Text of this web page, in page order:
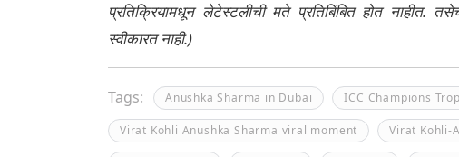
प्रतिक्रियामधून लेटेस्टलीची मते प्रतिबिंबित होत नाहीत.
स्वीकारत नाही.)
Tags: Anushka Sharma in Dubai ICC Champions
Virat Kohli Anushka Sharma viral moment Virat Kohli-